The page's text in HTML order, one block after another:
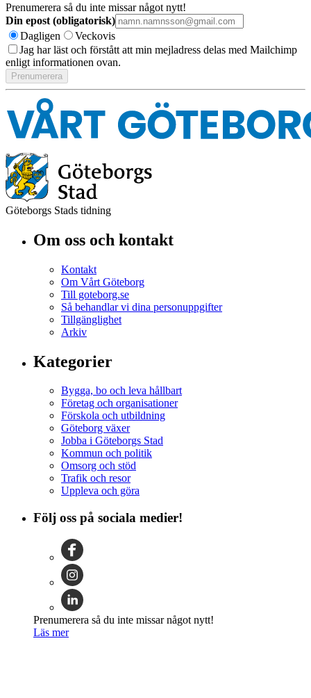
Prenumerera så du inte missar något nytt!
Din epost (obligatorisk)
Dagligen
Veckovis
Jag har läst och förstått att min mejladress delas med Mailchimp
enligt informationen ovan.
Göteborgs Stads tidning
Om oss och kontakt
Kontakt
Om Vårt Göteborg
Till goteborg.se
Så behandlar vi dina personuppgifter
Tillgänglighet
Arkiv
Kategorier
Bygga, bo och leva hållbart
Företag och organisationer
Förskola och utbildning
Göteborg växer
Jobba i Göteborgs Stad
Kommun och politik
Omsorg och stöd
Trafik och resor
Uppleva och göra
Följ oss på sociala medier!
Prenumerera så du inte missar något nytt!
Läs mer